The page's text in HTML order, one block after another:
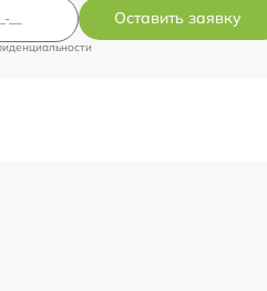
Оставить заявку